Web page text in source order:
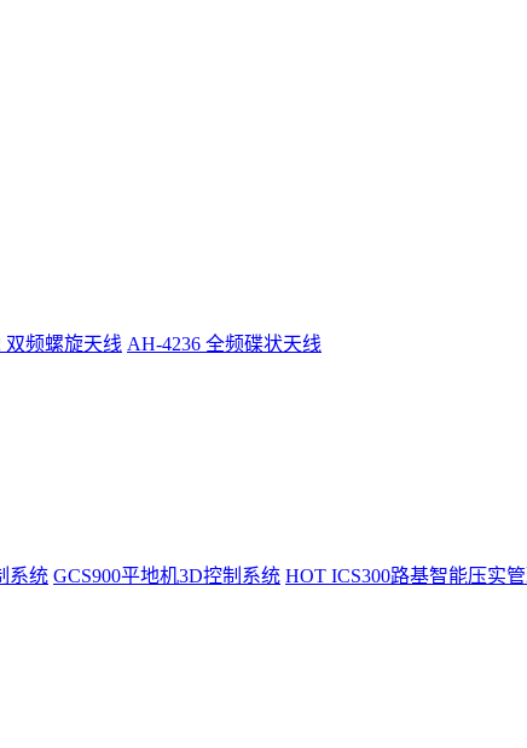
双频螺旋天线 AH-4236 全频碟状天线
系统 GCS900平地机3D控制系统 HOT ICS300路基智能压实